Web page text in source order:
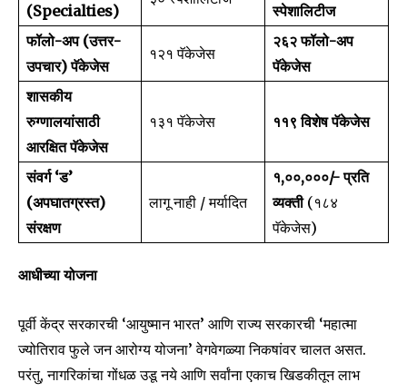
(Specialties)
स्पेशालिटीज
फॉलो-अप (उत्तर-
उपचार) पॅकेजेस
१२१ पॅकेजेस
२६२ फॉलो-अप
पॅकेजेस
शासकीय
रुग्णालयांसाठी
आरक्षित पॅकेजेस
१३१ पॅकेजेस ११९ विशेष पॅकेजेस
संवर्ग ‘ड’
(अपघातग्रस्त)
संरक्षण
लागू नाही / मर्यादित
₹१,००,०००/- प्रति
व्यक्ती(१८४
पॅकेजेस)
आधीच्या योजना
पूर्वी केंद्र सरकारची ‘आयुष्मान भारत’ आणि राज्य सरकारची ‘महात्मा
ज्योतिराव फुले जन आरोग्य योजना’ वेगवेगळ्या निकषांवर चालत असत.
परंतु, नागरिकांचा गोंधळ उडू नये आणि सर्वांना एकाच खिडकीतून लाभ